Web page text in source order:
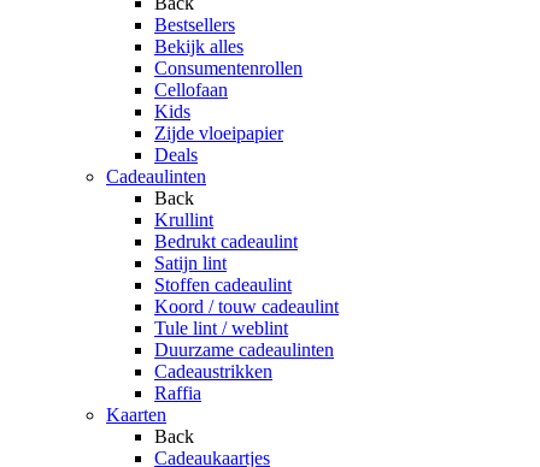
Bestsellers
Bekijk alles
Consumentenrollen
Cellofaan
Kids
Zijde vloeipapier
Deals
Cadeaulinten
Back
Krullint
Bedrukt cadeaulint
Satijn lint
Stoffen cadeaulint
Koord / touw cadeaulint
Tule lint / weblint
Duurzame cadeaulinten
Cadeaustrikken
Raffia
Kaarten
Back
Cadeaukaartjes